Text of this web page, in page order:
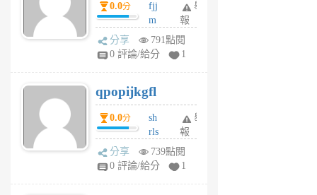
月
前
0.0分
fjj
m
w
rs
6
個
月
前
舉
報
分享
791點閱
0 評論/給分
1
qpopijkgfl
0.0分
sh
rls
k
m
舉
報
分享
739點閱
0 評論/給分
1